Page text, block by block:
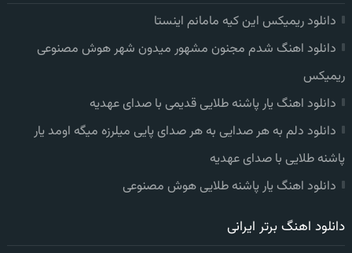
دانلود ریمیکس این کیه مامانم اینستا
دانلود اهنگ شدم مجنون مشهور میدون شهر هوش مصنوعی
ریمیکس
دانلود اهنگ یار پاشنه طلایی قدیمی با صدای عهدیه
دانلود دلم به هر صدایی به هر صدای پایی میلرزه میگه اومد یار
پاشنه طلایی با صدای عهدیه
دانلود اهنگ یار پاشنه طلایی هوش مصنوعی
دانلود اهنگ برتر ایرانی